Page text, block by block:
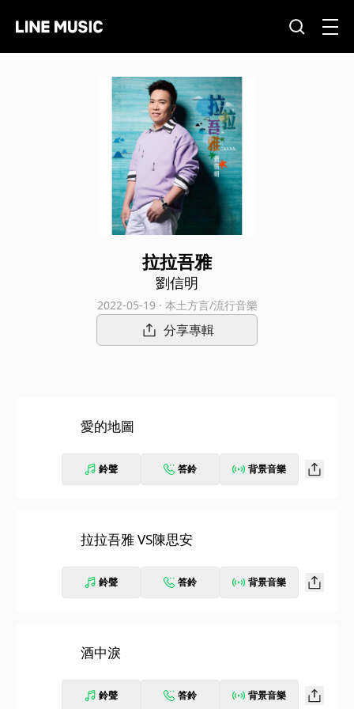
拉拉吾雅
劉信明
2022-05-19 · 本土方言/流行音樂
分享專輯
愛的地圖
鈴聲 答鈴 背景音樂
拉拉吾雅 VS陳思安
鈴聲 答鈴 背景音樂
酒中淚
鈴聲 答鈴 背景音樂